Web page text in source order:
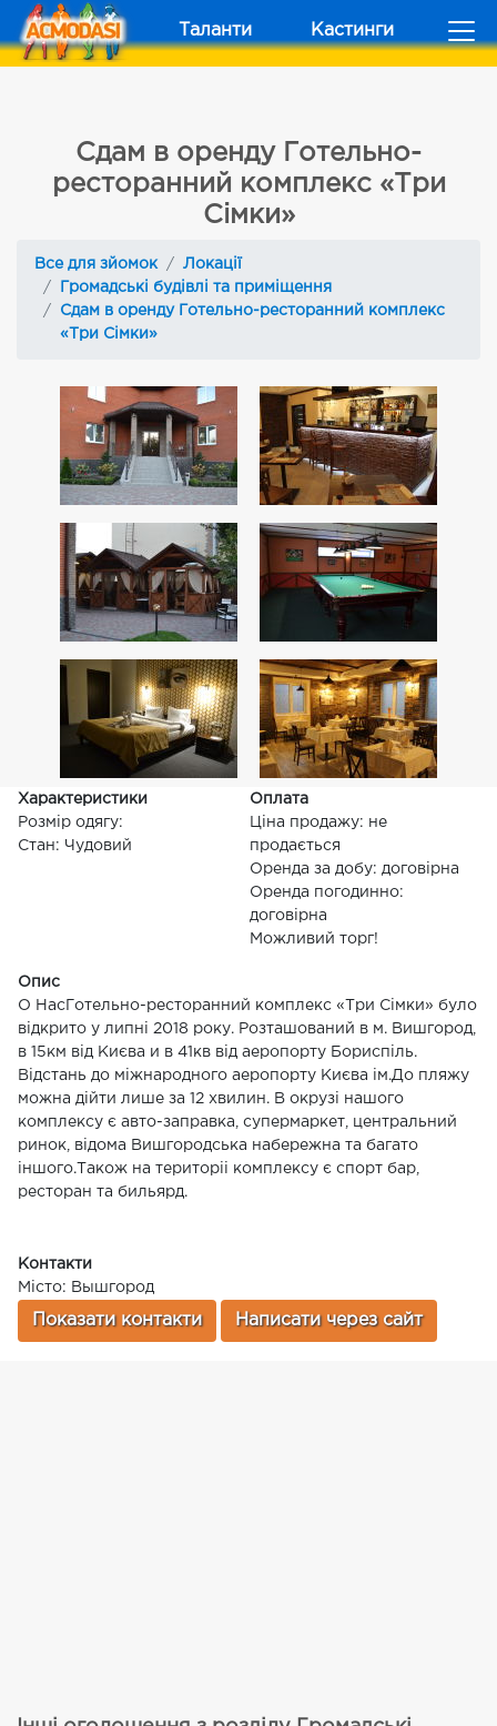
Таланти Кастинги
Сдам в оренду Готельно-
ресторанний комплекс «Три
Сімки»
Все для зйомок
Локації
Громадські будівлі та приміщення
Сдам в оренду Готельно-ресторанний комплекс
«Три Сімки»
Характеристики
Розмір одягу:
Стан: Чудовий
Оплата
Ціна продажу: не
продається
Оренда за добу: договірна
Оренда погодинно:
договірна
Можливий торг!
Опис
О НасГотельно-ресторанний комплекс «Три Сімки» було
відкрито у липні 2018 року. Розташований в м. Вишгород,
в 15км від Києва и в 41кв від аеропорту Бориспіль.
Відстань до міжнародного аеропорту Києва ім.До пляжу
можна дійти лише за 12 хвилин. В окрузі нашого
комплексу є авто-заправка, супермаркет, центральний
ринок, відома Вишгородська набережна та багато
іншого.Також на територіі комплексу є спорт бар,
ресторан та бильярд.
Контакти
Місто: Вышгород
Показати контакти Написати через сайт